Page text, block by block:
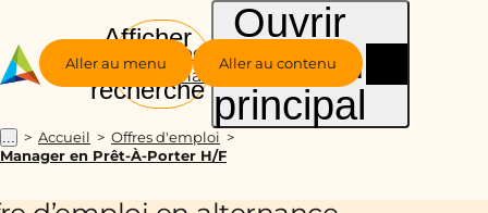
Aller au menu Aller au contenu
Groupe
Alternance
Afficher
la
recherche
Ouvrir
le menu
principal
... Accueil
Offres d'emploi
Manager en Prêt-À-Porter H/F